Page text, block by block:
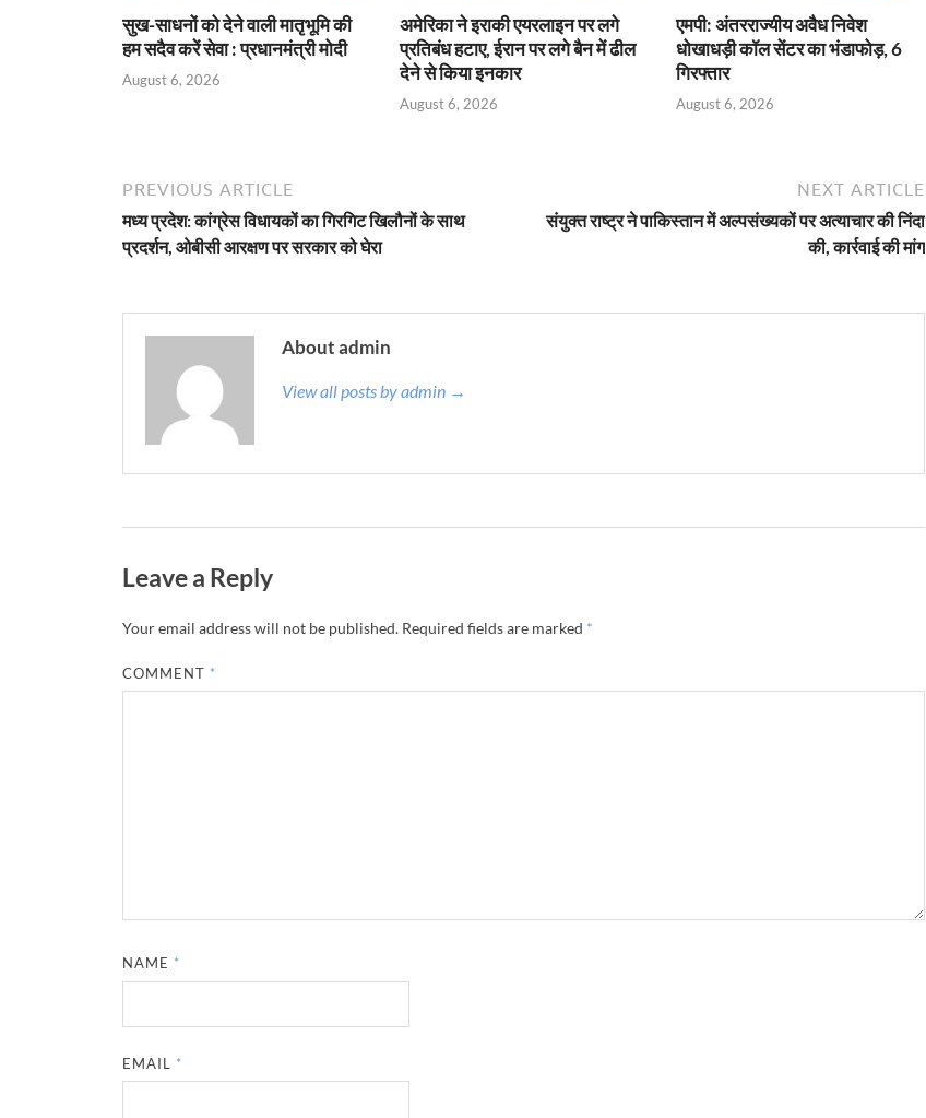
सुख-साधनों को देने वाली मातृभूमि की
हम सदैव करें सेवा : प्रधानमंत्री मोदी
August 6, 2026
अमेरिका ने इराकी एयरलाइन पर लगे
प्रतिबंध हटाए, ईरान पर लगे बैन में ढील
देने से किया इनकार
August 6, 2026
एमपी: अंतरराज्यीय अवैध निवेश
धोखाधड़ी कॉल सेंटर का भंडाफोड़, 6
गिरफ्तार
August 6, 2026
PREVIOUS ARTICLE
मध्य प्रदेश: कांग्रेस विधायकों का गिरगिट खिलौनों के साथ
प्रदर्शन, ओबीसी आरक्षण पर सरकार को घेरा
NEXT ARTICLE
संयुक्त राष्ट्र ने पाकिस्तान में अल्पसंख्यकों पर अत्याचार की निंदा
की, कार्रवाई की मांग
About admin
View all posts by admin →
Leave a Reply
Your email address will not be published. Required fields are marked *
COMMENT *
NAME *
EMAIL *